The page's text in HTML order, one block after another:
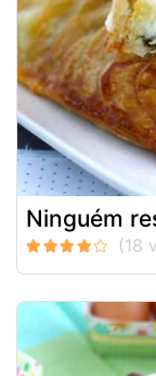
Ninguém